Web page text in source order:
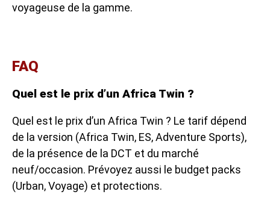
voyageuse de la gamme.
FAQ
Quel est le prix d’un Africa Twin ?
Quel est le prix d’un Africa Twin ? Le tarif dépend
de la version (Africa Twin, ES, Adventure Sports),
de la présence de la DCT et du marché
neuf/occasion. Prévoyez aussi le budget packs
(Urban, Voyage) et protections.